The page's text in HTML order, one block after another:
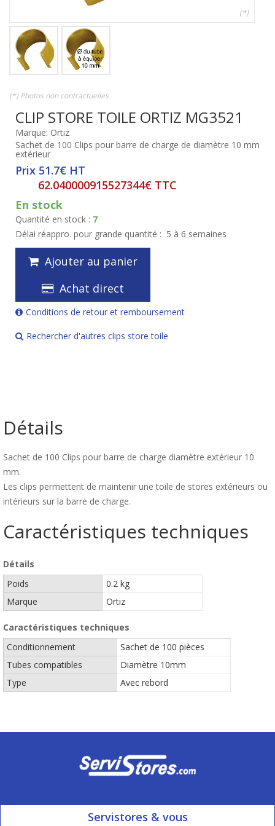
(*)
(*) Photos non contractuelles
CLIP STORE TOILE ORTIZ MG3521
Marque: Ortiz
Sachet de 100 Clips pour barre de charge de diamètre 10 mm
extérieur
Prix 51.7€ HT
62.040000915527344€ TTC
En stock
Quantité en stock : 7
Délai réappro. pour grande quantité : 5 à 6 semaines
Ajouter au panier
Achat direct
Conditions de retour et remboursement
Rechercher d'autres clips store toile
Détails
Sachet de 100 Clips pour barre de charge diamètre extérieur 10
mm.
Les clips permettent de maintenir une toile de stores extérieurs ou
intérieurs sur la barre de charge.
Caractéristiques techniques
Détails
Poids
0.2 kg
Marque
Ortiz
Caractéristiques techniques
Conditionnement
Sachet de 100 pièces
Tubes compatibles
Diamètre 10mm
Type
Avec rebord
Servistores & vous